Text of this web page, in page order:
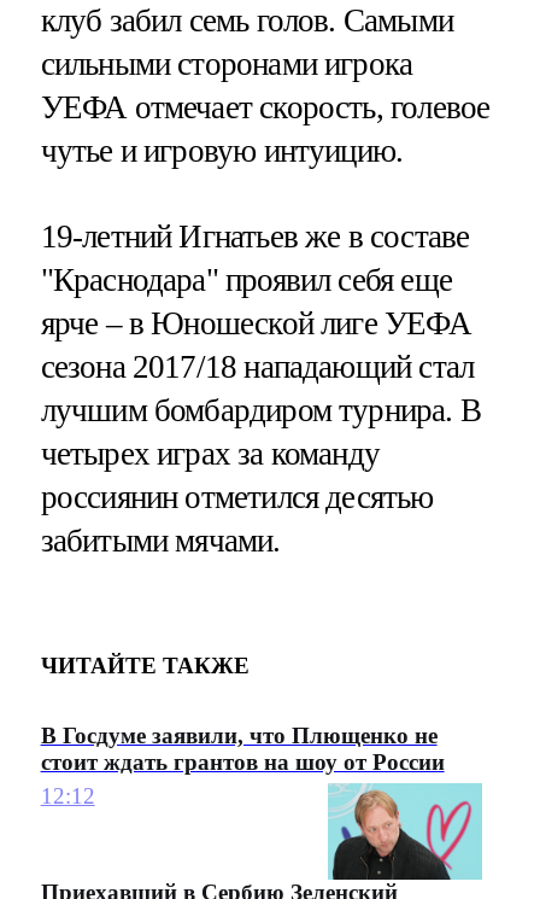
клуб забил семь голов. Самыми
сильными сторонами игрока
УЕФА отмечает скорость, голевое
чутье и игровую интуицию.
19-летний Игнатьев же в составе
"Краснодара" проявил себя еще
ярче – в Юношеской лиге УЕФА
сезона 2017/18 нападающий стал
лучшим бомбардиром турнира. В
четырех играх за команду
россиянин отметился десятью
забитыми мячами.
ЧИТАЙТЕ ТАКЖЕ
В Госдуме заявили, что Плющенко не
стоит ждать грантов на шоу от России
12:12
Приехавший в Сербию Зеленский